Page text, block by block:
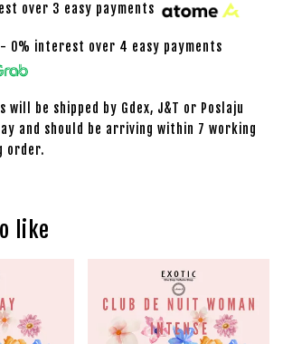
over 3 easy payments
- 0% interest over 4 easy payments
will be shipped by Gdex, J&T or Poslaju
and should be arriving within 7 working
order.
like